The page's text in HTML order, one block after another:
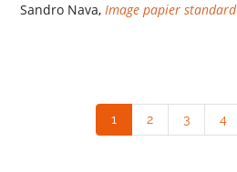
Sandro Nava, Image papier standard
1 (current)
2 3 4